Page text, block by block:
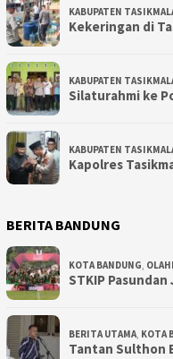
KABUPATEN
Kekeringan di
KABUPATEN
Silaturahmi ke
KABUPATEN
Kapolres
BERITA BANDUNG
KOTA BANDUNG,
STKIP
BERITA UTAMA, KOTA
Tantan Sulthon